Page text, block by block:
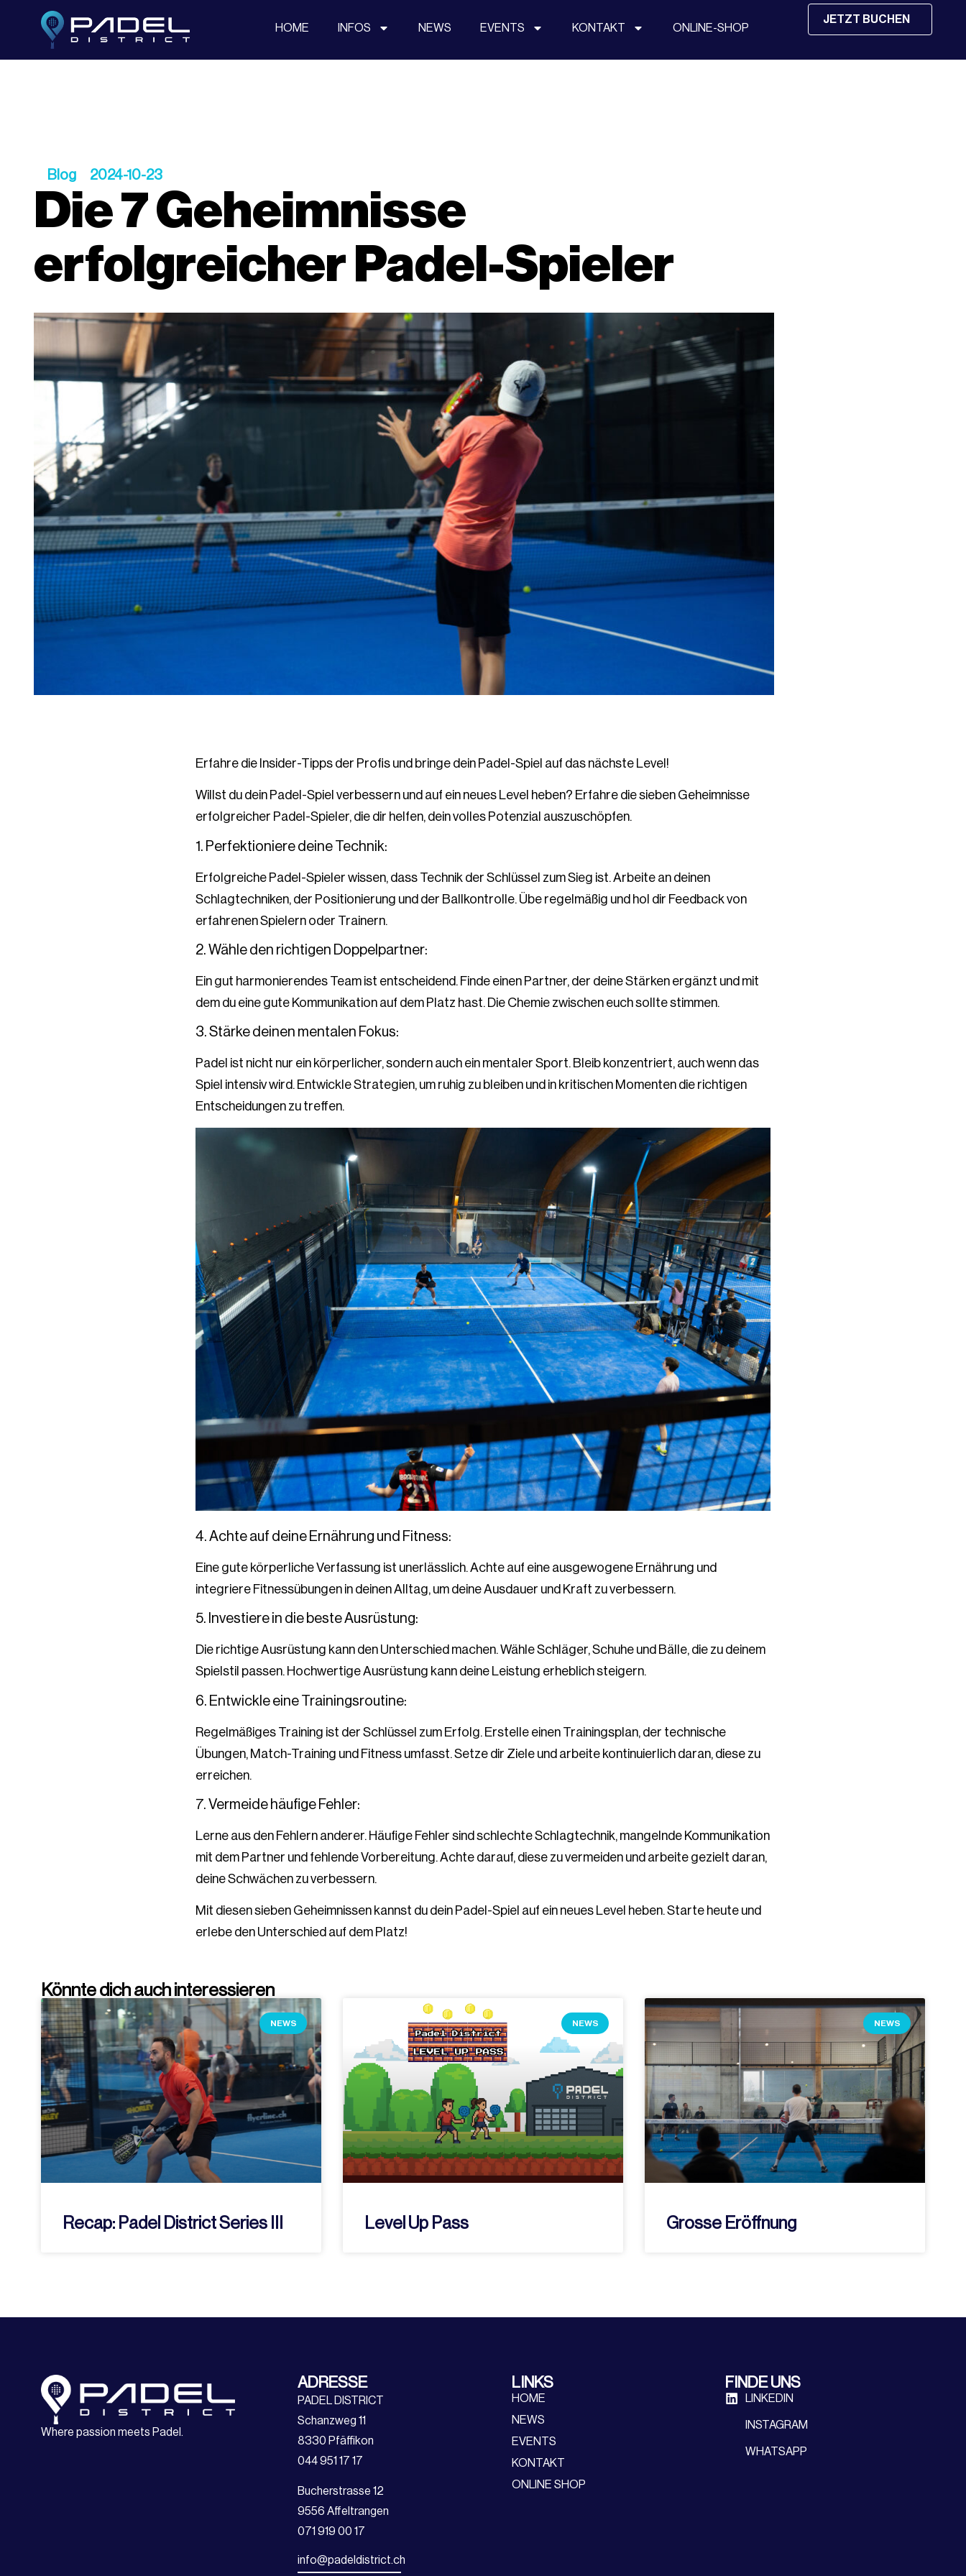
HOME INFOS NEWS EVENTS KONTAKT ONLINE-SHOP
JETZT BUCHEN
Blog 2024-10-23
Die 7 Geheimnisse
erfolgreicher Padel-Spieler
Erfahre die Insider-Tipps der Profis und bringe dein Padel-Spiel auf das nächste Level!
Willst du dein Padel-Spiel verbessern und auf ein neues Level heben? Erfahre die sieben Geheimnisse
erfolgreicher Padel-Spieler, die dir helfen, dein volles Potenzial auszuschöpfen.
1. Perfektioniere deine Technik:
Erfolgreiche Padel-Spieler wissen, dass Technik der Schlüssel zum Sieg ist. Arbeite an deinen
Schlagtechniken, der Positionierung und der Ballkontrolle. Übe regelmäßig und hol dir Feedback von
erfahrenen Spielern oder Trainern.
2. Wähle den richtigen Doppelpartner:
Ein gut harmonierendes Team ist entscheidend. Finde einen Partner, der deine Stärken ergänzt und mit
dem du eine gute Kommunikation auf dem Platz hast. Die Chemie zwischen euch sollte stimmen.
3. Stärke deinen mentalen Fokus:
Padel ist nicht nur ein körperlicher, sondern auch ein mentaler Sport. Bleib konzentriert, auch wenn das
Spiel intensiv wird. Entwickle Strategien, um ruhig zu bleiben und in kritischen Momenten die richtigen
Entscheidungen zu treffen.
4. Achte auf deine Ernährung und Fitness:
Eine gute körperliche Verfassung ist unerlässlich. Achte auf eine ausgewogene Ernährung und
integriere Fitnessübungen in deinen Alltag, um deine Ausdauer und Kraft zu verbessern.
5. Investiere in die beste Ausrüstung:
Die richtige Ausrüstung kann den Unterschied machen. Wähle Schläger, Schuhe und Bälle, die zu deinem
Spielstil passen. Hochwertige Ausrüstung kann deine Leistung erheblich steigern.
6. Entwickle eine Trainingsroutine:
Regelmäßiges Training ist der Schlüssel zum Erfolg. Erstelle einen Trainingsplan, der technische
Übungen, Match-Training und Fitness umfasst. Setze dir Ziele und arbeite kontinuierlich daran, diese zu
erreichen.
7. Vermeide häufige Fehler:
Lerne aus den Fehlern anderer. Häufige Fehler sind schlechte Schlagtechnik, mangelnde Kommunikation
mit dem Partner und fehlende Vorbereitung. Achte darauf, diese zu vermeiden und arbeite gezielt daran,
deine Schwächen zu verbessern.
Mit diesen sieben Geheimnissen kannst du dein Padel-Spiel auf ein neues Level heben. Starte heute und
erlebe den Unterschied auf dem Platz!
Könnte dich auch interessieren
NEWS
Recap: Padel District Series III
NEWS
Level Up Pass
NEWS
Grosse Eröffnung
Where passion meets Padel.
ADRESSE
PADEL DISTRICT
Schanzweg 11
8330 Pfäffikon
044 951 17 17
Bucherstrasse 12
9556 Affeltrangen
071 919 00 17
info@padeldistrict.ch
LINKS
HOME
NEWS
EVENTS
KONTAKT
ONLINE SHOP
FINDE UNS
LINKEDIN
INSTAGRAM
WHATSAPP